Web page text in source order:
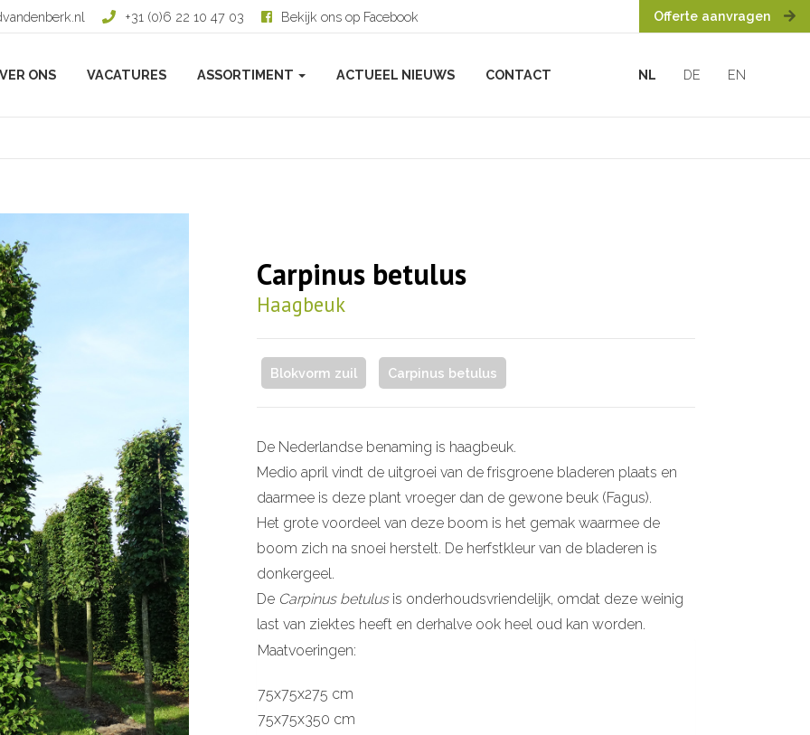
+31 (0)6 22 10 47 03 Bekijk ons op Facebook Offerte aanvragen
ONS VACATURES ASSORTIMENT ACTUEEL NIEUWS CONTACT NL DE EN
Carpinus betulus
Haagbeuk
Blokvorm zuil Carpinus betulus
De Nederlandse benaming is haagbeuk.
Medio april vindt de uitgroei van de frisgroene bladeren plaats en
daarmee is deze plant vroeger dan de gewone beuk (Fagus).
Het grote voordeel van deze boom is het gemak waarmee de
boom zich na snoei herstelt. De herfstkleur van de bladeren is
donkergeel.
De Carpinus betulusis onderhoudsvriendelijk, omdat deze weinig
last van ziektes heeft en derhalve ook heel oud kan worden.
Maatvoeringen:
75x75x275 cm
75x75x350 cm